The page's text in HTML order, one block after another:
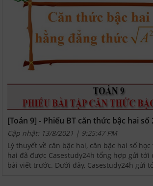
[Toán 9] - Phiếu BT căn thức bậc hai số
Cập nhật: 13/8/2021 | 9:25:47 PM
Lý thuyết về căn bậc hai, căn bậc hai số
hai đã được Casestudy24h tổng hợp gửi tới
bài viết trước. Dưới đây, Casestudy24h gửi